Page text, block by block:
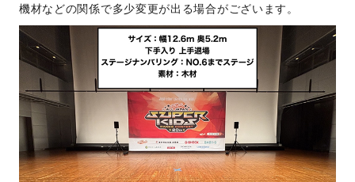
機材などの関係で多少変更が出る場合がございます。